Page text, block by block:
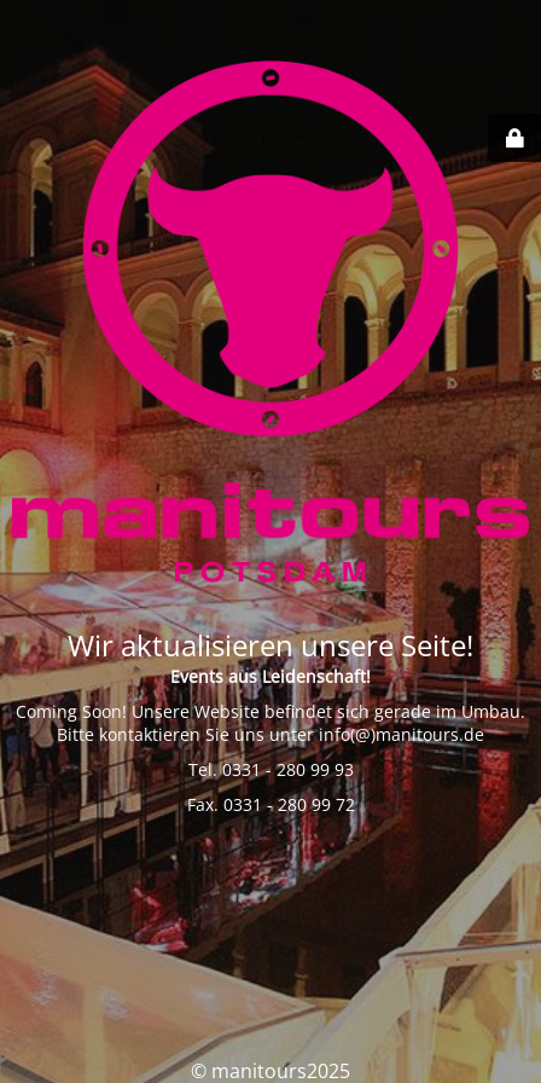
Wir aktualisieren unsere Seite!
Events aus Leidenschaft!
Coming Soon! Unsere Website befindet sich gerade im Umbau.
Bitte kontaktieren Sie uns unter info(@)manitours.de
Tel. 0331 - 280 99 93
Fax. 0331 - 280 99 72
© manitours2025